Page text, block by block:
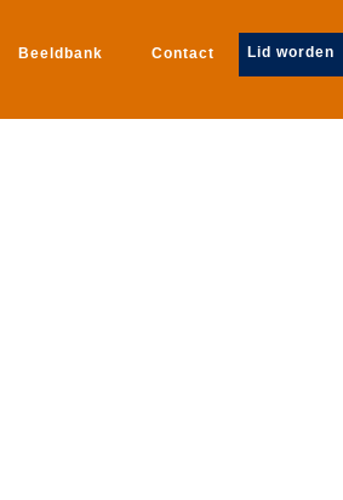
Beeldbank Contact Lid worden